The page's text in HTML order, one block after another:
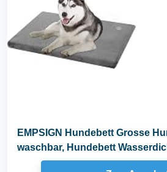
EMPSIGN Hundebett Grosse
waschbar, Hundebett
89x56cmx7.6cm...